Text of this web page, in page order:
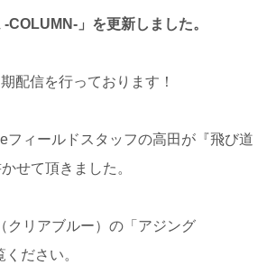
-COLUMN-」を更新しました。
配信を行っております！
フィールドスタッフの高田が『飛び道
せて頂きました。
クリアブルー）の「アジング
ださい。